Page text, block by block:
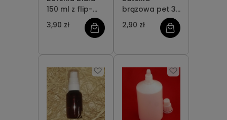
150 ml z flip-
topem
3,90 zł
brązowa pet 30
ml z
atomizerem
2,90 zł